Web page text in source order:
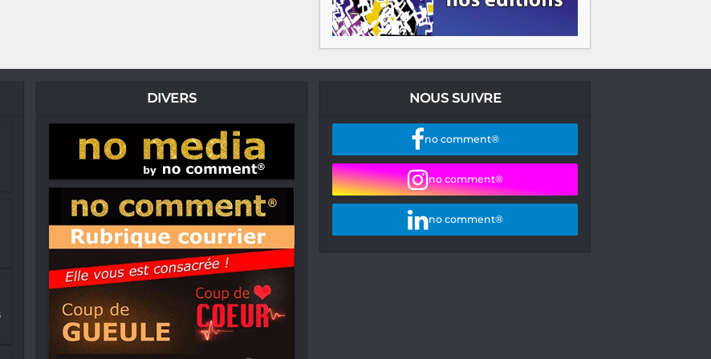
DIVERS NOUS SUIVRE
no comment®
no comment®
no comment®